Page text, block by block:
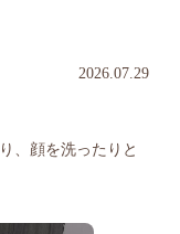
2026.07.29
、顔を洗ったりと